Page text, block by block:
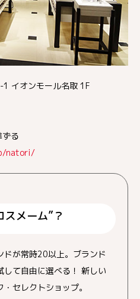
イオンモール名取 1F
る
natori/
スメーム”？
ドが常時20以上。ブランド
して自由に選べる！ 新しい
セレクトショップ。